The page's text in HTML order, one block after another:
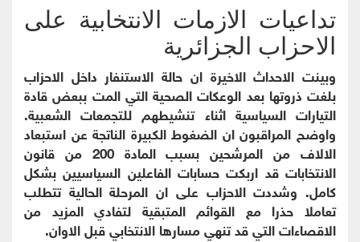
تداعيات الازمات الانتخابية على
الاحزاب الجزائرية
وبينت الاحداث الاخيرة ان حالة الاستنفار داخل الاحزاب
بلغت ذروتها بعد الوعكات الصحية التي المت ببعض قادة
التيارات السياسية اثناء تنشيطهم للتجمعات الشعبية.
واوضح المراقبون ان الضغوط الكبيرة الناتجة عن استبعاد
الالاف من المرشحين بسبب المادة 200 من قانون
الانتخابات قد اربكت حسابات الفاعلين السياسيين بشكل
كامل. وشددت الاحزاب على ان المرحلة الحالية تتطلب
تعاملا حذرا مع القوائم المتبقية لتفادي المزيد من
الاقصاءات التي قد تنهي مسارها الانتخابي قبل الاوان.